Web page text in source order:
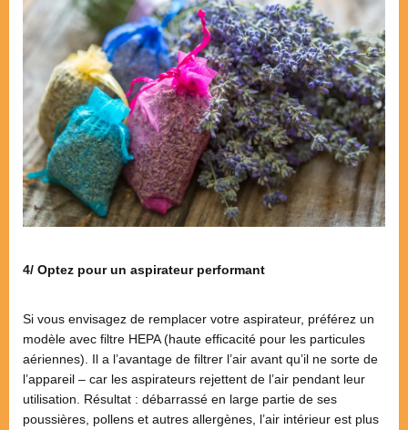
4/ Optez pour un aspirateur performant
Si vous envisagez de remplacer votre aspirateur, préférez un
modèle avec filtre HEPA (haute efficacité pour les particules
aériennes). Il a l’avantage de filtrer l’air avant qu’il ne sorte de
l’appareil – car les aspirateurs rejettent de l’air pendant leur
utilisation. Résultat : débarrassé en large partie de ses
poussières, pollens et autres allergènes, l’air intérieur est plus